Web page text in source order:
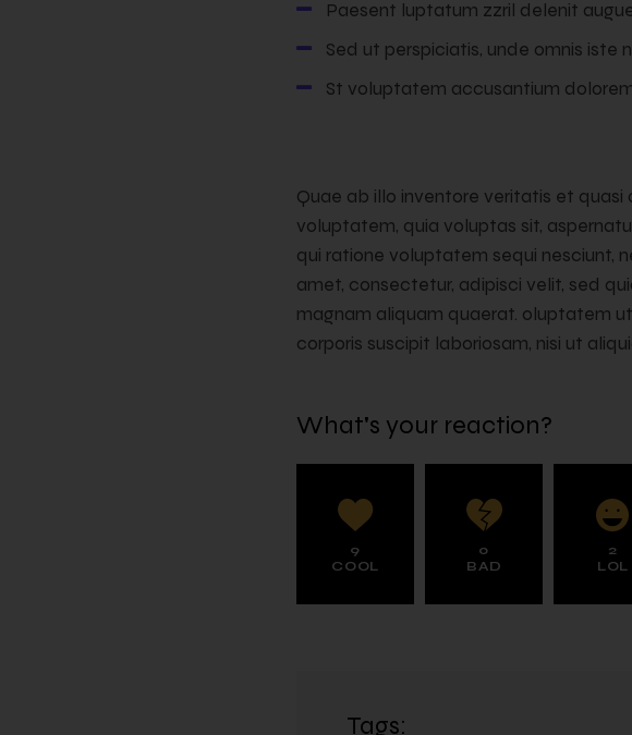
Paesent luptatum zzril delenit
Sed ut perspiciatis, unde omnis iste
St voluptatem accusantium
Quae ab illo inventore veritatis et
voluptatem, quia voluptas sit,
qui ratione voluptatem sequi nesciunt,
amet, consectetur, adipisci velit, sed
magnam aliquam quaerat. oluptatem
corporis suscipit laboriosam, nisi ut
What's your reaction?
9
COOL
0
BAD
2
LOL
Tags: